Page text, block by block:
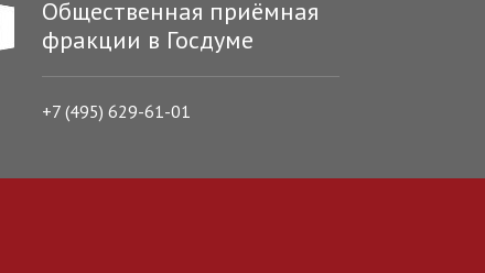
Общественная приёмная
фракции в Госдуме
+7 (495) 629-61-01